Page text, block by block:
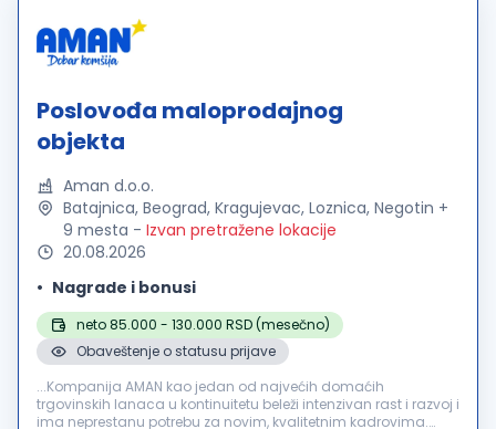
Poslovođa maloprodajnog
objekta
Aman d.o.o.
Batajnica, Beograd, Kragujevac, Loznica, Negotin +
9 mesta - Izvan pretražene lokacije
20.08.2026
Nagrade i bonusi
neto 85.000 - 130.000 RSD (mesečno)
Obaveštenje o statusu prijave
...Kompanija AMAN kao jedan od najvećih domaćih
trgovinskih lanaca u kontinuitetu beleži intenzivan rast i razvoj i
ima neprestanu potrebu za novim, kvalitetnim kadrovima.